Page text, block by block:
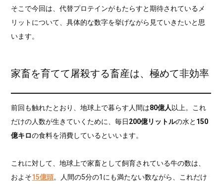
そこで今回は、代替プロテインがもたらすと期待されているメ
リットについて、具体的な数字を挙げながら見ていきたいと思
います。
家畜を育てて屠殺する畜産は、極めて非効率
前回も触れたとおり、地球上で暮らす人間は80億人以上。これ
だけの人数が生きていくために、毎日200億リットルの水と 150
億キロの食料を消費しているといいます。
これに対して、地球上で家畜として飼育されている牛の数は、
およそ15億頭。人間の5分の1にも満たない数ながら、これだけ